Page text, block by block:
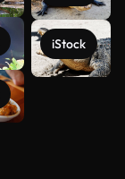
iStock